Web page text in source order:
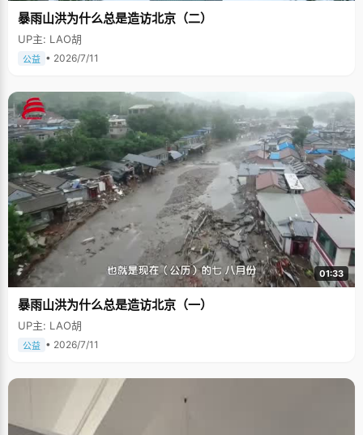
暴雨山洪为什么总是造访北京（二）
UP主: LAO胡
公益 • 2026/7/11
01:33
暴雨山洪为什么总是造访北京（一）
UP主: LAO胡
公益 • 2026/7/11